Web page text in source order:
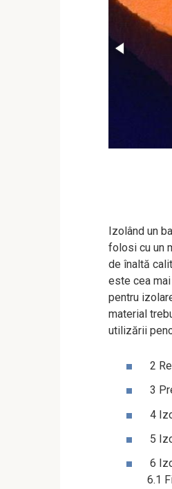
Izolând un
folosi cu un
de înaltă
este cea
pentru
material
utilizării
2
3
4
5
6
6.1